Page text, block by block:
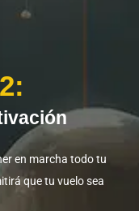
en marcha todo tu
que tu vuelo sea